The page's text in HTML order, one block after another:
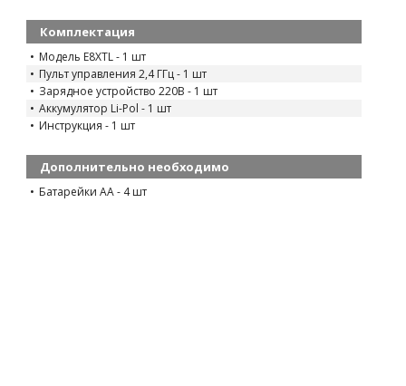
Комплектация
Модель E8XTL - 1 шт
Пульт управления 2,4 ГГц - 1 шт
Зарядное устройство 220В - 1 шт
Аккумулятор Li-Pol - 1 шт
Инструкция - 1 шт
Дополнительно необходимо
Батарейки AA - 4 шт